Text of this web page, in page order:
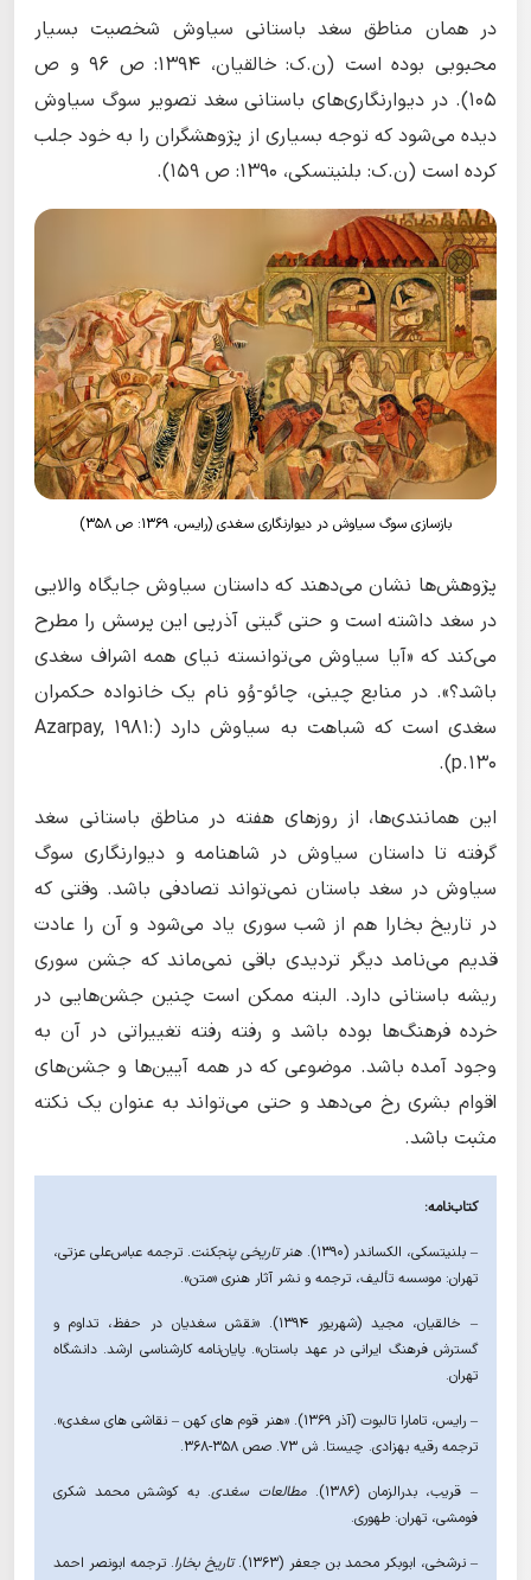
در همان مناطق سغد باستانی سیاوش شخصیت بسیار
محبوبی بوده است (ن.ک: خالقیان، ١۳۹۴: ص ۹۶ و ص
١۰۵). در دیوارنگاری‌های باستانی سغد تصویر سوگ سیاوش
دیده می‌شود که توجه بسیاری از پژوهشگران را به خود جلب
کرده است (ن.ک: بلنیتسکی، ۱۳۹۰: ص ۱۵۹).
بازسازی سوگ سیاوش در دیوارنگاری سغدی (رایس، ۱۳۶۹: ص ۳۵۸)
پژوهش‌ها نشان می‌دهند که داستان سیاوش جایگاه والایی
در سغد داشته است و حتی گیتی آذرپی این پرسش را مطرح
می‌کند که «آیا سیاوش می‌توانسته نیای همه اشراف سغدی
باشد؟». در منابع چینی، چائو-وُو نام یک خانواده حکمران
سغدی است که شباهت به سیاوش دارد (Azarpay, 1981:
p.130).
این همانندی‌ها، از روزهای هفته در مناطق باستانی سغد
گرفته تا داستان سیاوش در شاهنامه و دیوارنگاری سوگ
سیاوش در سغد باستان نمی‌تواند تصادفی باشد. وقتی که
در تاریخ بخارا هم از شب سوری یاد می‌شود و آن را عادت
قدیم می‌نامد دیگر تردیدی باقی نمی‌ماند که جشن سوری
ریشه باستانی دارد. البته ممکن است چنین جشن‌هایی در
خرده فرهنگ‌ها بوده باشد و رفته رفته تغییراتی در آن به
وجود آمده باشد. موضوعی که در همه آیین‌ها و جشن‌های
اقوام بشری رخ می‌دهد و حتی می‌تواند به عنوان یک نکته
مثبت باشد.
کتاب‌نامه:
– بلنیتسکی، الکساندر (۱۳۹۰). هنر تاریخی پنجکنت. ترجمه عباس‌علی عزتی،
تهران: موسسه تألیف، ترجمه و نشر آثار هنری «متن».
– خالقیان، مجید (شهریور ١۳۹۴). «نقش سغدیان در حفظ، تداوم و
گسترش فرهنگ ایرانی در عهد باستان». پایان‌نامه کارشناسی ارشد. دانشگاه
تهران.
– رایس، تامارا تالبوت (آذر ۱۳۶۹). «هنر قوم های کهن – نقاشی های سغدی».
ترجمه رقیه بهزادی. چیستا. ش ۷۳. صص ۳۵۸-۳۶۸.
– قریب، بدرالزمان (۱۳۸۶). مطالعات سغدی. به کوشش محمد شکری
فومشی، تهران: طهوری.
– نرشخى، ابوبکر محمد بن جعفر (١۳۶۳). تاریخ بخارا. ترجمه ابونصر احمد